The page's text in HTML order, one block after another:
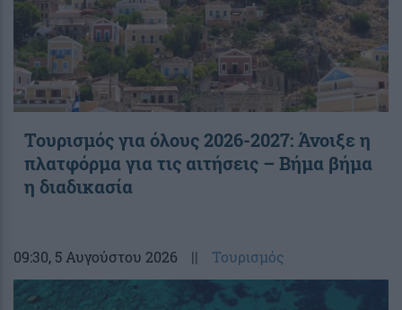
Τουρισμός για όλους 2026-2027: Άνοιξε η
πλατφόρμα για τις αιτήσεις – Βήμα βήμα
η διαδικασία
09:30, 5 Αυγούστου 2026 || Τουρισμός